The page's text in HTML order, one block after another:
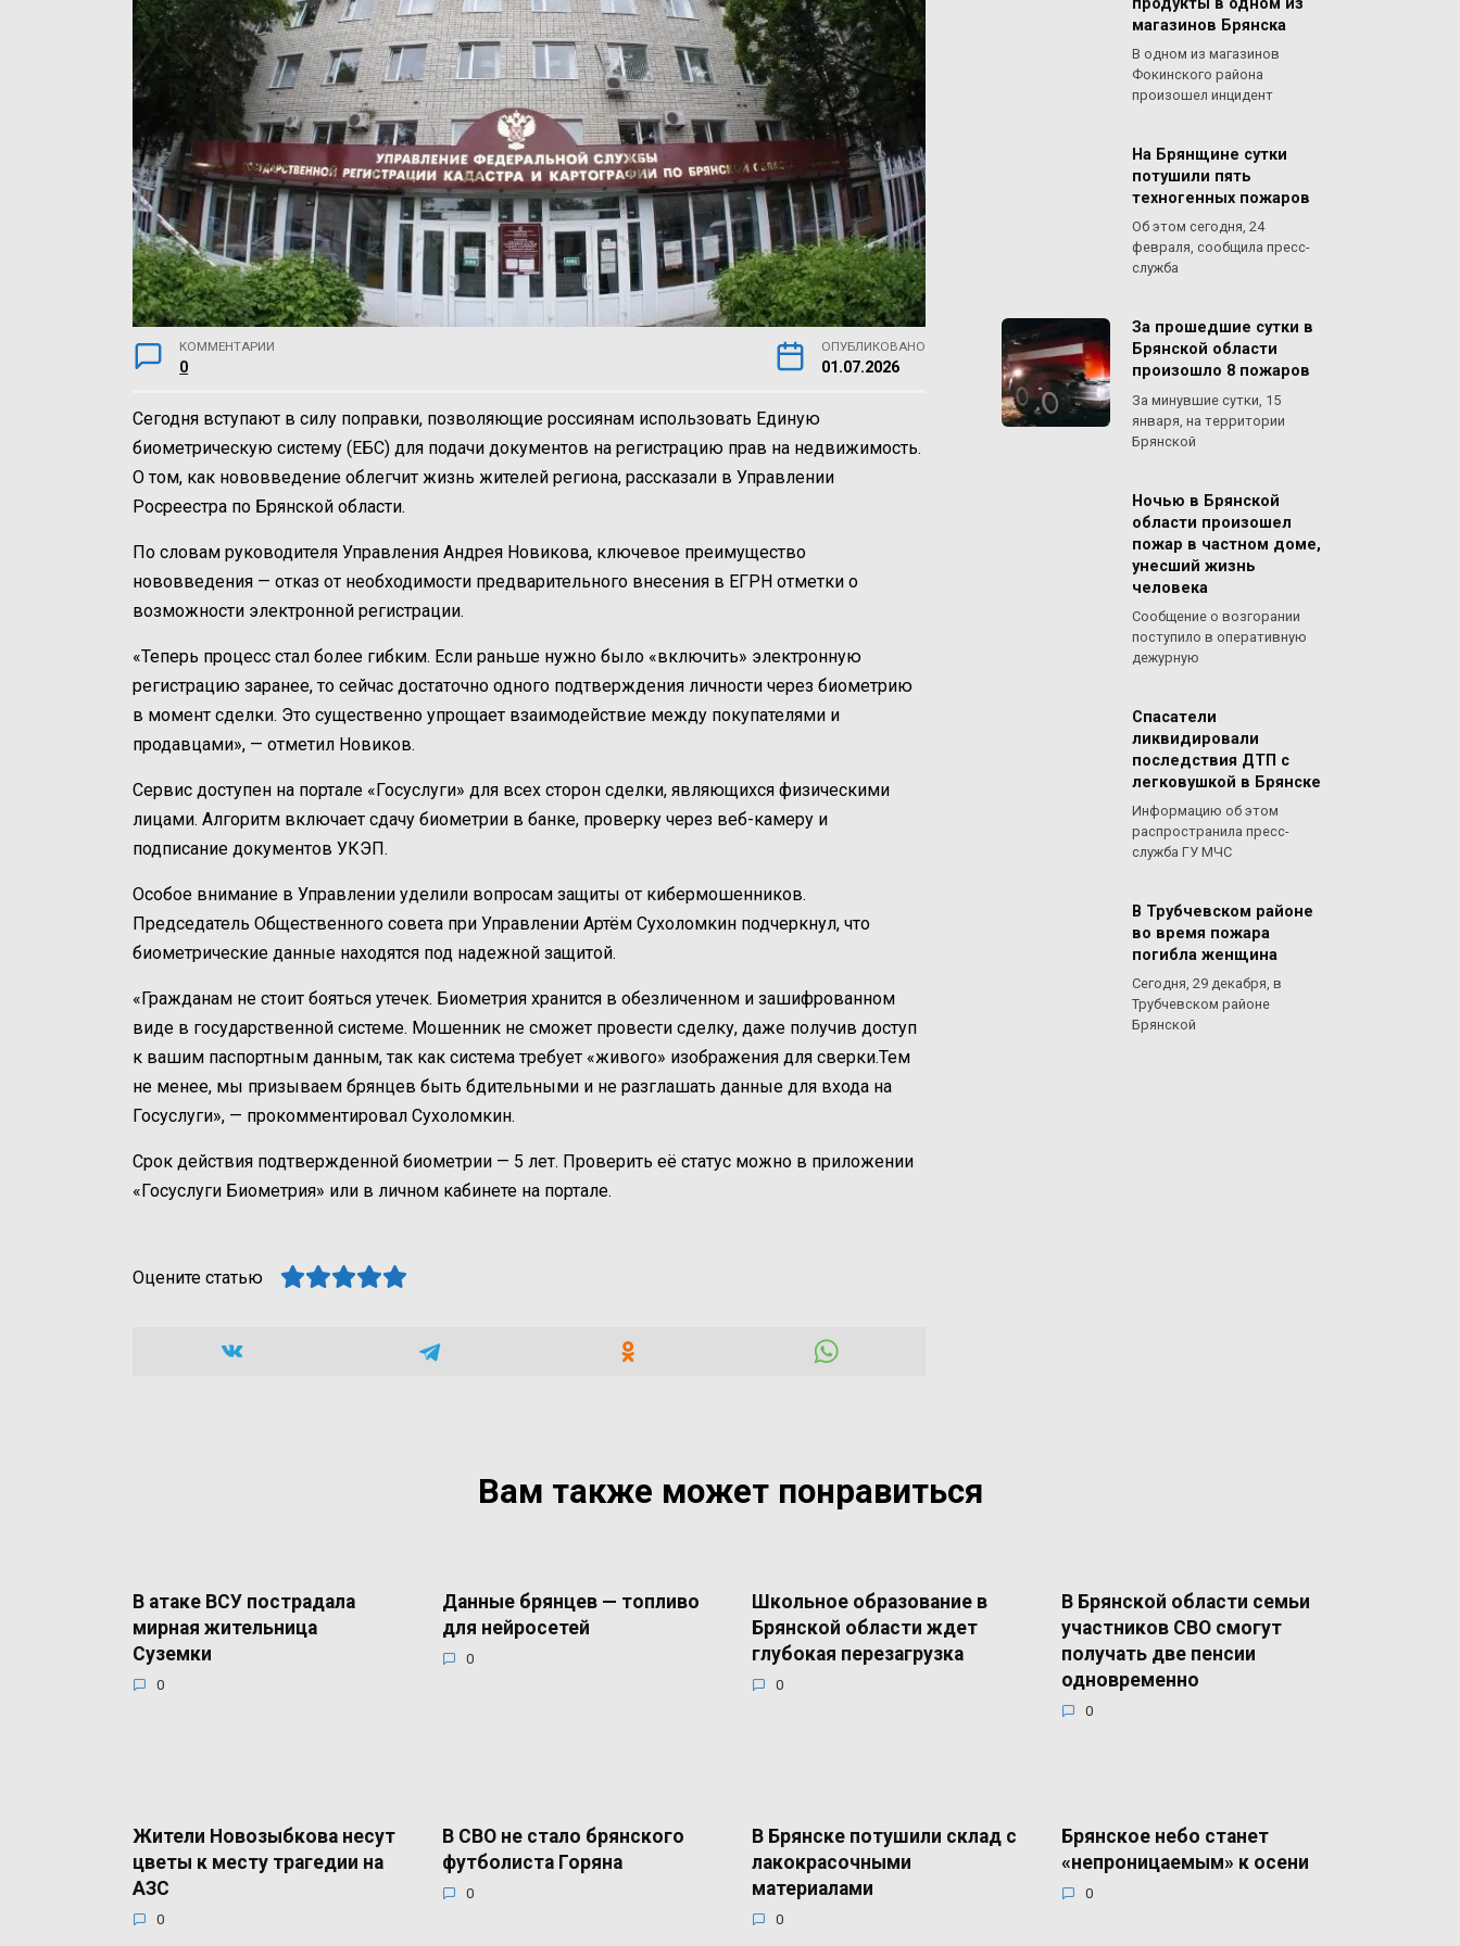
КОММЕНТАРИИ
0
ОПУБЛИКОВАНО
01.07.2026
Сегодня вступают в силу поправки, позволяющие россиянам использовать Единую
биометрическую систему (ЕБС) для подачи документов на регистрацию прав на недвижимость.
О том, как нововведение облегчит жизнь жителей региона, рассказали в Управлении
Росреестра по Брянской области.
По словам руководителя Управления Андрея Новикова, ключевое преимущество
нововведения — отказ от необходимости предварительного внесения в ЕГРН отметки о
возможности электронной регистрации.
«Теперь процесс стал более гибким. Если раньше нужно было «включить» электронную
регистрацию заранее, то сейчас достаточно одного подтверждения личности через биометрию
в момент сделки. Это существенно упрощает взаимодействие между покупателями и
продавцами», — отметил Новиков.
Сервис доступен на портале «Госуслуги» для всех сторон сделки, являющихся физическими
лицами. Алгоритм включает сдачу биометрии в банке, проверку через веб-камеру и
подписание документов УКЭП.
Особое внимание в Управлении уделили вопросам защиты от кибермошенников.
Председатель Общественного совета при Управлении Артём Сухоломкин подчеркнул, что
биометрические данные находятся под надежной защитой.
«Гражданам не стоит бояться утечек. Биометрия хранится в обезличенном и зашифрованном
виде в государственной системе. Мошенник не сможет провести сделку, даже получив доступ
к вашим паспортным данным, так как система требует «живого» изображения для сверки.Тем
не менее, мы призываем брянцев быть бдительными и не разглашать данные для входа на
Госуслуги», — прокомментировал Сухоломкин.
Срок действия подтвержденной биометрии — 5 лет. Проверить её статус можно в приложении
«Госуслуги Биометрия» или в личном кабинете на портале.
Оцените статью
продукты в одном из
магазинов Брянска
В одном из магазинов
Фокинского района
произошел инцидент
На Брянщине сутки
потушили пять
техногенных пожаров
Об этом сегодня, 24
февраля, сообщила пресс-
служба
За прошедшие сутки в
Брянской области
произошло 8 пожаров
За минувшие сутки, 15
января, на территории
Брянской
Ночью в Брянской
области произошел
пожар в частном доме,
унесший жизнь
человека
Сообщение о возгорании
поступило в оперативную
дежурную
Спасатели
ликвидировали
последствия ДТП с
легковушкой в Брянске
Информацию об этом
распространила пресс-
служба ГУ МЧС
В Трубчевском районе
во время пожара
погибла женщина
Сегодня, 29 декабря, в
Трубчевском районе
Брянской
Вам также может понравиться
В атаке ВСУ пострадала
мирная жительница
Суземки
0
Данные брянцев — топливо
для нейросетей
0
Школьное образование в
Брянской области ждет
глубокая перезагрузка
0
В Брянской области семьи
участников СВО смогут
получать две пенсии
одновременно
0
Жители Новозыбкова несут
цветы к месту трагедии на
АЗС
0
В СВО не стало брянского
футболиста Горяна
0
В Брянске потушили склад с
лакокрасочными
материалами
0
Брянское небо станет
«непроницаемым» к осени
0